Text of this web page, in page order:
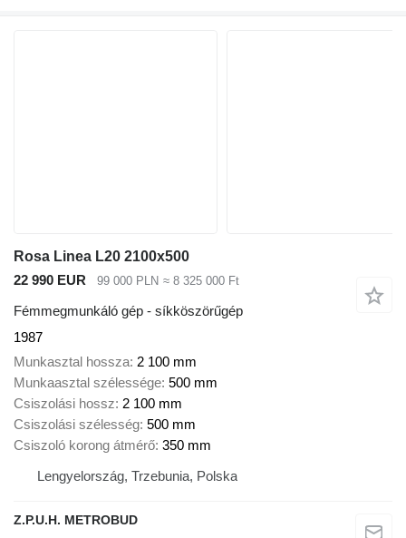
Rosa Linea L20 2100x500
22 990 EUR
99 000 PLN ≈ 8 325 000 Ft
Fémmegmunkáló gép - síkköszörűgép
1987
Munkasztal hossza 2 100 mm
Munkaasztal szélessége 500 mm
Csiszolási hossz 2 100 mm
Csiszolási szélesség 500 mm
Csiszoló korong átmérő 350 mm
Lengyelország, Trzebunia, Polska
Z.P.U.H. METROBUD